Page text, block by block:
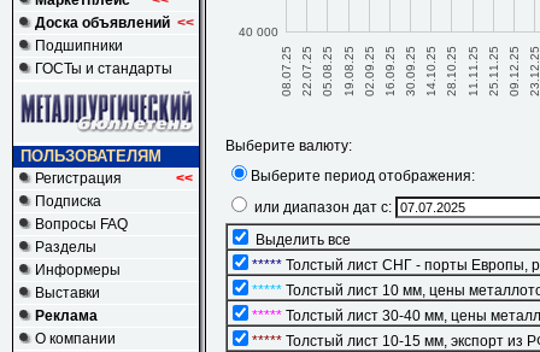
Доска объявлений <<
Подшипники
ГОСТы и стандарты
ПОЛЬЗОВАТЕЛЯМ
Регистрация <<
Подписка
Вопросы FAQ
Разделы
Информеры
Выставки
Реклама
О компании
08.07.25 22.07.25 05.08.25 19.08.25 02.09.25 16.09.25 30.09.25 14.10.25 28.10.25 11.11.25 25.11.25 09.12.25
40 000
Выберите валюту:
Выберите период отображения:
или диапазон дат с:
Выделить все
***** Толстый лист СНГ - порты Европы,
***** Толстый лист 10 мм, цены
***** Толстый лист 30-40 мм, цены
***** Толстый лист 10-15 мм, экспорт из